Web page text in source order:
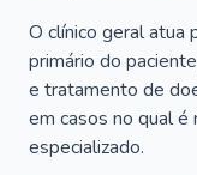
O clínico geral atua
primário do
e tratamento de
em casos no qual
especializado.